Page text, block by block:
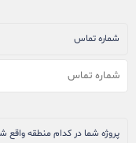
شماره تماس
پروژه شما در کدام منطقه